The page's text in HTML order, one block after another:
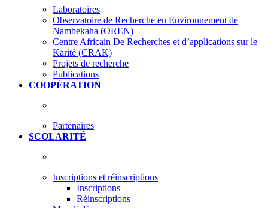
Laboratoires
Observatoire de Recherche en Environnement de
Nambekaha (OREN)
Centre Africain De Recherches et d’applications sur le
Karité (CRAK)
Projets de recherche
Publications
COOPÉRATION
Partenaires
SCOLARITÉ
Inscriptions et réinscriptions
Inscriptions
Réinscriptions